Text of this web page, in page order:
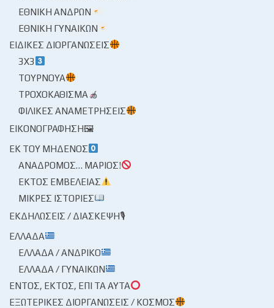
ΕΘΝΙΚΉ ΑΝΔΡΏΝ
ΕΘΝΙΚΉ ΓΥΝΑΙΚΏΝ
ΕΙΔΙΚΈΣ ΔΙΟΡΓΑΝΏΣΕΙΣ
3X3
ΤΟΥΡΝΟΥΆ
ΤΡΟΧΟΚΆΘΙΣΜΑ
ΦΙΛΙΚΈΣ ΑΝΑΜΕΤΡΉΣΕΙΣ
ΕΙΚΟΝΟΓΡΆΦΗΣΗ🖼
ΕΚ ΤΟΥ ΜΗΔΕΝΌΣ
ΑΝΆΔΡΟΜΟΣ… ΜΆΡΙΟΣ!
ΕΚΤΌΣ ΕΜΒΈΛΕΙΑΣ
ΜΙΚΡΈΣ ΙΣΤΟΡΊΕΣ
ΕΚΔΗΛΏΣΕΙΣ / ΔΙΆΣΚΕΨΗ🎙
ΕΛΛΆΔΑ
ΕΛΛΆΔΑ / ΑΝΔΡΙΚΌ
ΕΛΛΆΔΑ / ΓΥΝΑΙΚΏΝ
ΕΝΤΌΣ, ΕΚΤΌΣ, ΕΠΊ ΤΑ ΑΥΤΆ
ΕΞΩΤΕΡΙΚΈΣ ΔΙΟΡΓΑΝΏΣΕΙΣ / ΚΌΣΜΟΣ